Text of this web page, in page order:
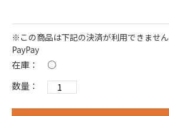
※この商品は下記の決済が利用できません
PayPay
在庫：
○
数量：